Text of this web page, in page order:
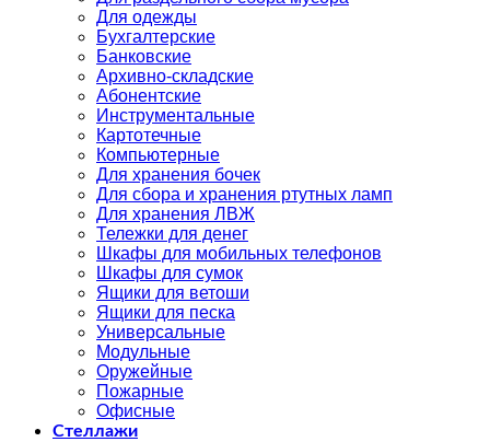
Для одежды
Бухгалтерские
Банковские
Архивно-складские
Абонентские
Инструментальные
Картотечные
Компьютерные
Для хранения бочек
Для сбора и хранения ртутных ламп
Для хранения ЛВЖ
Тележки для денег
Шкафы для мобильных телефонов
Шкафы для сумок
Ящики для ветоши
Ящики для песка
Универсальные
Модульные
Оружейные
Пожарные
Офисные
Стеллажи